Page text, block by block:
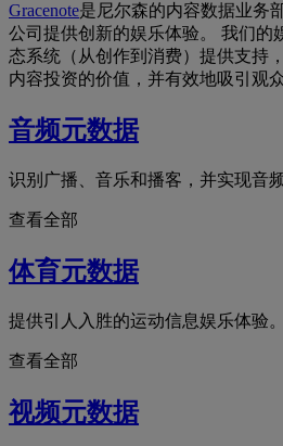
Gracenote是尼尔森的内容数据业务
公司提供创新的娱乐体验。 我们的
态系统（从创作到消费）提供支持
内容投资的价值，并有效地吸引观众
音频元数据
识别广播、音乐和播客，并实现音
查看全部
体育元数据
提供引人入胜的运动信息娱乐体验。
查看全部
视频元数据